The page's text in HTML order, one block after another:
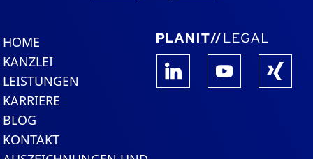
HOME
KANZLEI
LEISTUNGEN
KARRIERE
BLOG
KONTAKT